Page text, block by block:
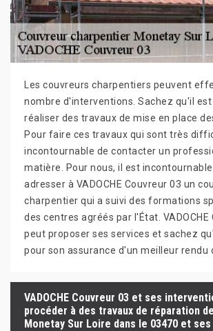
Les couvreurs charpentiers peuvent
nombre d'interventions. Sachez qu'il est
réaliser des travaux de mise en place
Pour faire ces travaux qui sont très
incontournable de contacter un
matière. Pour nous, il est
adresser à VADOCHE Couvreur 03 un
charpentier qui a suivi des formations
des centres agréés par l'État. VADOCHE
peut proposer ses services et sachez
pour son assurance d'un meilleur rendu
VADOCHE Couvreur 03 et ses
procéder à des travaux de réparation
Monetay Sur Loire dans le 03470 et